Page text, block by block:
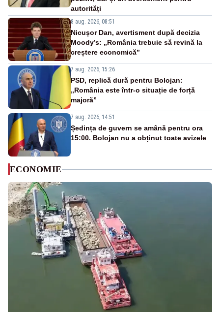
autorități
8 aug. 2026, 08:51
Nicușor Dan, avertisment după decizia
Moody’s: „România trebuie să revină la
creștere economică”
7 aug. 2026, 15:26
PSD, replică dură pentru Bolojan:
„România este într-o situație de forță
majoră”
7 aug. 2026, 14:51
Ședința de guvern se amână pentru ora
15:00. Bolojan nu a obținut toate avizele
ECONOMIE